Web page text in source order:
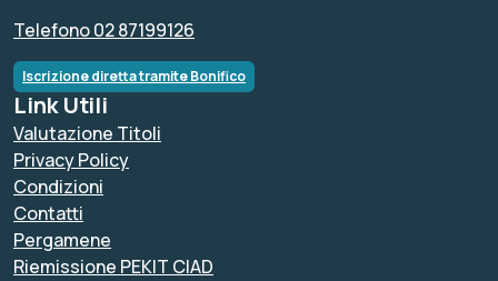
Telefono 02 87199126
Iscrizione diretta tramite Bonifico
Link Utili
Valutazione Titoli
Privacy Policy
Condizioni
Contatti
Pergamene
Riemissione PEKIT CIAD